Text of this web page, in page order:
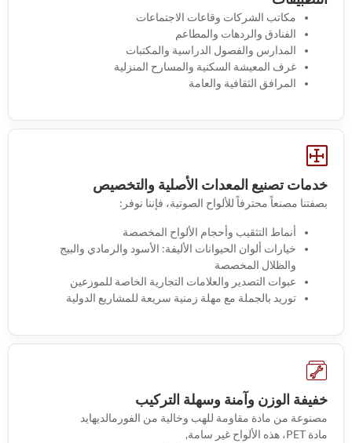
مكاتب الشركات وقاعات الاجتماعات
الفنادق والردهات والمطاعم
المدارس والفصول الدراسية والمكتبات
غرف المعيشة السكنية والمسارح المنزلية
المرافق الثقافية والعامة
خدمات تصنيع المعدات الأصلية والتخصيص
بصفتنا مصنعاً محترفاً للألواح الصوتية، فإننا نوفر:
أنماط التثقيب وأحجام الألواح المخصصة
خيارات ألوان الحيوانات الأليفة: الأسود والرمادي والبيج
والظلال المخصصة
عبوات التصدير والعلامات التجارية الخاصة للموزعين
توريد بالجملة مع مهلة زمنية سريعة للمشاريع الدولية
خفيفة الوزن وآمنة وسهلة التركيب
مصنوعة من مادة مقاومة للهب وخالية من الفورمالديهايد
مادة PET، هذه الألواح غير سامة,